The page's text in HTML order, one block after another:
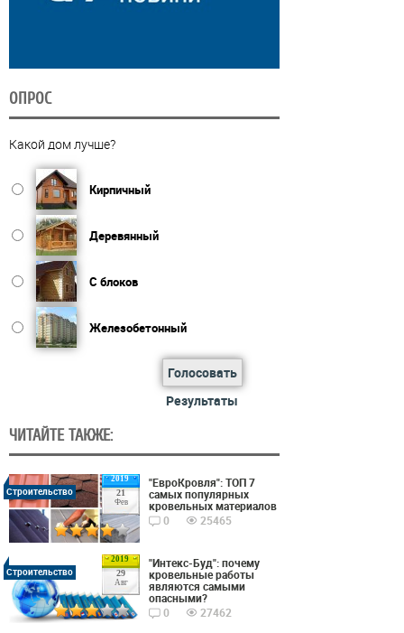
ОПРОС
Какой дом лучше?
Кирпичный
Деревянный
С блоков
Железобетонный
Голосовать
Результаты
ЧИТАЙТЕ ТАКЖЕ:
2019
21
Фев
Строительство
"ЕвроКровля": ТОП 7
самых популярных
кровельных материалов
0
25465
2019
29
Авг
Строительство
"Интекс-Буд": почему
кровельные работы
являются самыми
опасными?
0
27462